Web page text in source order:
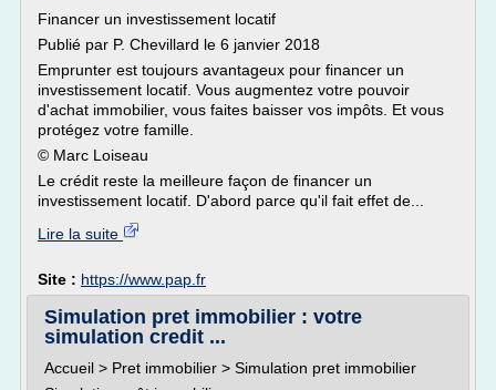
Financer un investissement locatif
Publié par P. Chevillard le 6 janvier 2018
Emprunter est toujours avantageux pour financer un
investissement locatif. Vous augmentez votre pouvoir
d'achat immobilier, vous faites baisser vos impôts. Et vous
protégez votre famille.
© Marc Loiseau
Le crédit reste la meilleure façon de financer un
investissement locatif. D'abord parce qu'il fait effet de...
Lire la suite
Site : https://www.pap.fr
Simulation pret immobilier : votre
simulation credit ...
Accueil > Pret immobilier > Simulation pret immobilier